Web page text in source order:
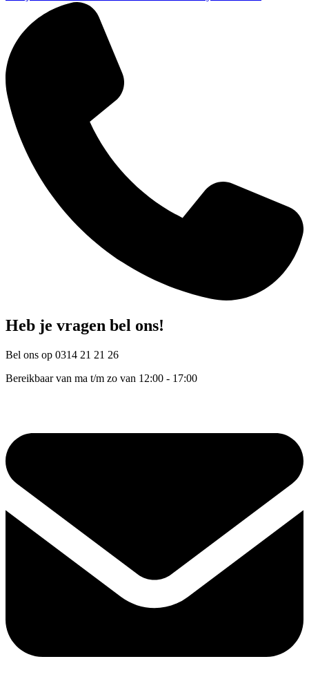
Heb je vragen bel ons!
Bel ons op 0314 21 21 26
Bereikbaar van ma t/m zo van 12:00 - 17:00